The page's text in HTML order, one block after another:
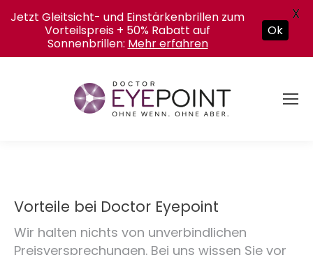
Vorteile bei Doctor Eyepoint
Wir halten nichts von unverbindlichen
Preisversprechungen. Bei uns wissen Sie vor
Jetzt Gleitsicht- und Einstärkenbrillen zum
Vorteilspreis + 50% Rabatt auf
Sonnenbrillen: Mehr erfahren
Ok
X